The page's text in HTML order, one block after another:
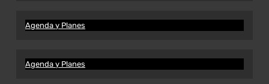
Agenda y Planes
Agenda y Planes